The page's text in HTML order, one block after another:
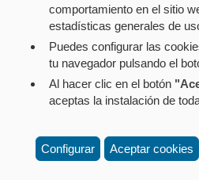
comportamiento en el sitio
estadísticas generales de
Puedes configurar las
tu navegador pulsando el
Al hacer clic en el botón
aceptas la instalación de
Configurar Aceptar cookies